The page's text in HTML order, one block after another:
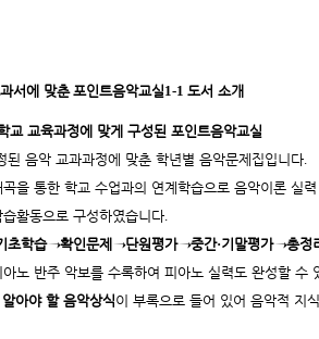
서에 맞춘 포인트음악교실1-1 도서 소개
교 교육과정에 맞게 구성된 포인트음악교실
된 음악 교과과정에 맞춘 학년별 음악문제집입니다
곡을 통한 학교 수업과의 연계학습으로 음악이론 실
활동으로 구성하였습니다
초학습→확인문제→단원평가→중간·기말평가→총정
노 반주 악보를 수록하여 피아노 실력도 완성할 수
아야 할 음악상식이 부록으로 들어 있어 음악적 지